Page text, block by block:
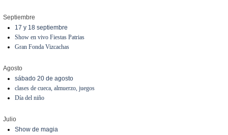
Septiembre
17 y 18 septiembre
Show en vivo Fiestas Patrias
Gran Fonda Vizcachas
Agosto
sábado 20 de agosto
clases de cueca, almuerzo, juegos
Día del niño
Julio
Show de magia